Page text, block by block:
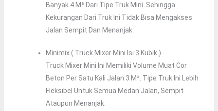
Banyak 4 M³ Dari Tipe Truk Mini. Sehingga
Kekurangan Dari Truk Ini Tidak Bisa Mengakses
Jalan Sempit Dan Menanjak.
Minimix ( Truck Mixer Mini Isi 3 Kubik ).
Truck Mixer Mini Ini Memiliki Volume Muat Cor
Beton Per Satu Kali Jalan 3 M³. Tipe Truk Ini Lebih
Fleksibel Untuk Semua Medan Jalan, Sempit
Ataupun Menanjak.